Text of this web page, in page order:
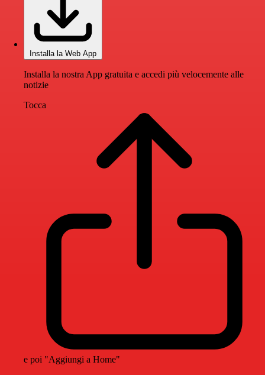
Installa la Web App
Installa la nostra App gratuita e accedi più velocemente alle
notizie
Tocca
e poi "Aggiungi a Home"